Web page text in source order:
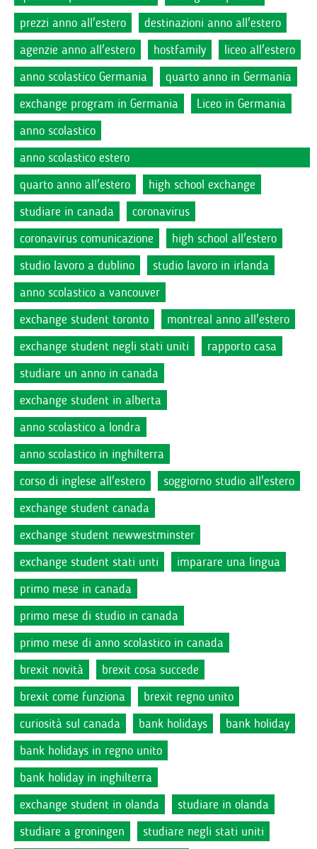
prezzi anno all'estero
destinazioni anno all'estero
agenzie anno all'estero
hostfamily
liceo all'estero
anno scolastico Germania
quarto anno in Germania
exchange program in Germania
Liceo in Germania
anno scolastico
anno scolastico estero
quarto anno all'estero
high school exchange
studiare in canada
coronavirus
coronavirus comunicazione
high school all'estero
studio lavoro a dublino
studio lavoro in irlanda
anno scolastico a vancouver
exchange student toronto
montreal anno all'estero
exchange student negli stati uniti
rapporto casa
studiare un anno in canada
exchange student in alberta
anno scolastico a londra
anno scolastico in inghilterra
corso di inglese all'estero
soggiorno studio all'estero
exchange student canada
exchange student newwestminster
exchange student stati unti
imparare una lingua
primo mese in canada
primo mese di studio in canada
primo mese di anno scolastico in canada
brexit novità
brexit cosa succede
brexit come funziona
brexit regno unito
curiosità sul canada
bank holidays
bank holiday
bank holidays in regno unito
bank holiday in inghilterra
exchange student in olanda
studiare in olanda
studiare a groningen
studiare negli stati uniti